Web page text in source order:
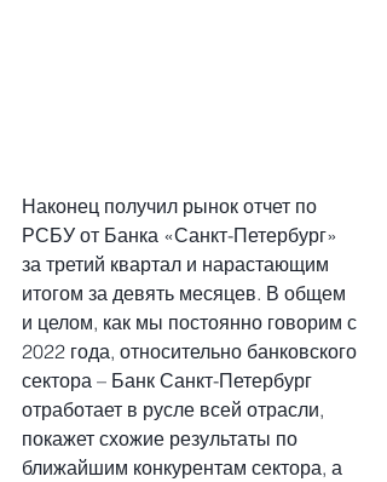
Наконец получил рынок отчет по
РСБУ от Банка «Санкт-Петербург»
за третий квартал и нарастающим
итогом за девять месяцев. В общем
и целом, как мы постоянно говорим с
2022 года, относительно банковского
сектора – Банк Санкт-Петербург
отработает в русле всей отрасли,
покажет схожие результаты по
ближайшим конкурентам сектора, а